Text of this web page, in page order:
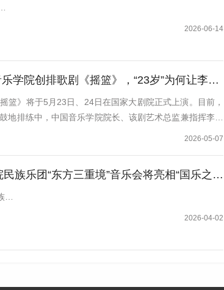
2026-06-14
院创排歌剧《摇篮》，“23岁”为何让李心草红了眼眶？
篮》将于5月23日、24日在国家大剧院正式上演。目前，
地排练中，中国音乐学院院长、该剧艺术总监兼指挥李心
2026-05-07
族乐团“东方三重境”音乐会将亮相“国乐之春”
…
2026-04-02